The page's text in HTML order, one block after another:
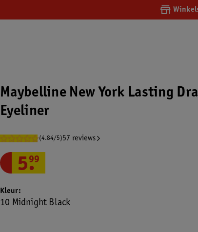
Maybelline New York Lasting
Eyeliner
(4.84/5)57 reviews
5.
99
Kleur
10 Midnight Black